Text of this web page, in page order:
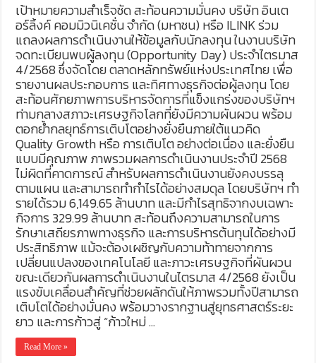
เป้าหมายความสำเร็จชัด สะท้อนความมั่นคง บริษัท อินเต
อร์ลิ้งค์ คอมมิวนิเคชั่น จำกัด (มหาชน) หรือ ILINK ร่วม
แถลงผลการดำเนินงานให้ข้อมูลกับนักลงทุน ในงานบริษัท
จดทะเบียนพบผู้ลงทุน (Opportunity Day) ประจำไตรมาส
4/2568 ซึ่งจัดโดย ตลาดหลักทรัพย์แห่งประเทศไทย เพื่อ
รายงานผลประกอบการ และทิศทางธุรกิจต่อผู้ลงทุน โดย
สะท้อนศักยภาพการบริหารจัดการที่แข็งแกร่งของบริษัทฯ
ท่ามกลางสภาวะเศรษฐกิจโลกที่ยังมีความผันผวน พร้อม
ตอกย้ำกลยุทธ์การเติบโตอย่างยั่งยืนภายใต้แนวคิด
Quality Growth หรือ การเติบโต อย่างต่อเนื่อง และยั่งยืน
แบบมีคุณภาพ ภาพรวมผลการดำเนินงานประจำปี 2568
ไม่ผิดที่คาดการณ์ สำหรับผลการดำเนินงานยังคงบรรลุ
ตามแผน และสามารถทำกำไรได้อย่างสมดุล โดยบริษัทฯ ทำ
รายได้รวม 6,149.65 ล้านบาท และมีกำไรสุทธิจากงบเฉพาะ
กิจการ 329.99 ล้านบาท สะท้อนถึงความสามารถในการ
รักษาเสถียรภาพทางธุรกิจ และการบริหารต้นทุนได้อย่างมี
ประสิทธิภาพ แม้จะต้องเผชิญกับความท้าทายจากการ
เปลี่ยนแปลงของเทคโนโลยี และภาวะเศรษฐกิจที่ผันผวน
ขณะเดียวกันผลการดำเนินงานในไตรมาส 4/2568 ยังเป็น
แรงขับเคลื่อนสำคัญที่ช่วยผลักดันให้ภาพรวมทั้งปีสามารถ
เติบโตได้อย่างมั่นคง พร้อมวางรากฐานสู่ยุทธศาสตร์ระยะ
ยาว และการก้าวสู่ “ก้าวใหม่ …
Read More »